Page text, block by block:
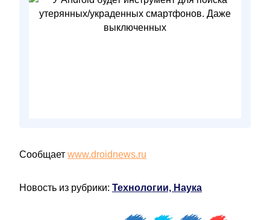
Сообщает www.droidnews.ru
Новость из рубрики: Технологии, Наука